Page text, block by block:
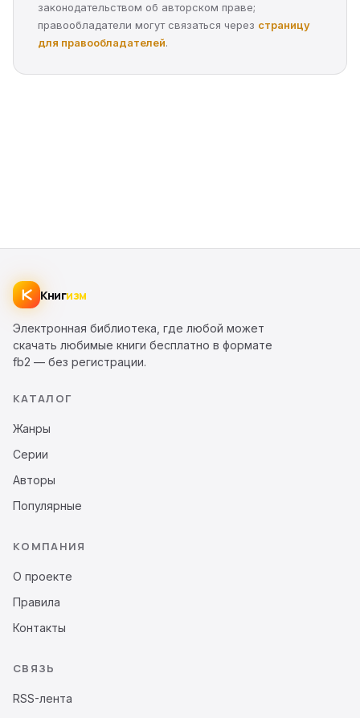
законодательством об авторском праве;
правообладатели могут связаться через страницу
для правообладателей.
Книгизм
Электронная библиотека, где любой может
скачать любимые книги бесплатно в формате
fb2 — без регистрации.
КАТАЛОГ
Жанры
Серии
Авторы
Популярные
КОМПАНИЯ
О проекте
Правила
Контакты
СВЯЗЬ
RSS-лента